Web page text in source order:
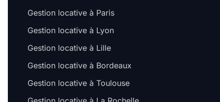
Gestion locative à Paris
Gestion locative à Lyon
Gestion locative à Lille
Gestion locative à Bordeaux
Gestion locative à Toulouse